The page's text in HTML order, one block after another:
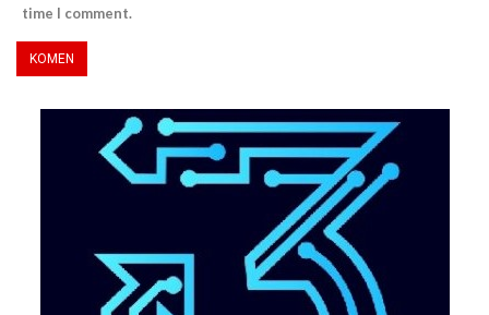
time I comment.